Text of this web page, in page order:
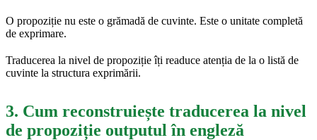
O propoziție nu este o grămadă de cuvinte. Este o unitate completă
de exprimare.
Traducerea la nivel de propoziție îți readuce atenția de la o listă de
cuvinte la structura exprimării.
3. Cum reconstruiește traducerea la nivel
de propoziție outputul în engleză